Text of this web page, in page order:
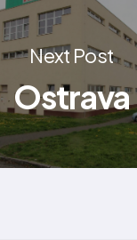
Next Post
Ostrava